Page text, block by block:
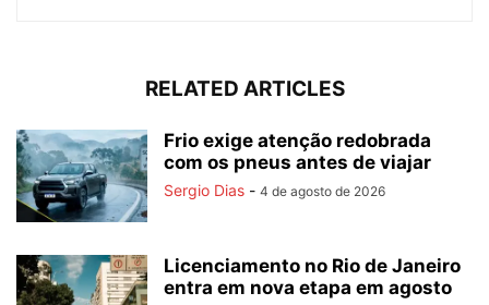
RELATED ARTICLES
Frio exige atenção redobrada
com os pneus antes de viajar
Sergio Dias - 4 de agosto de 2026
Licenciamento no Rio de Janeiro
entra em nova etapa em agosto